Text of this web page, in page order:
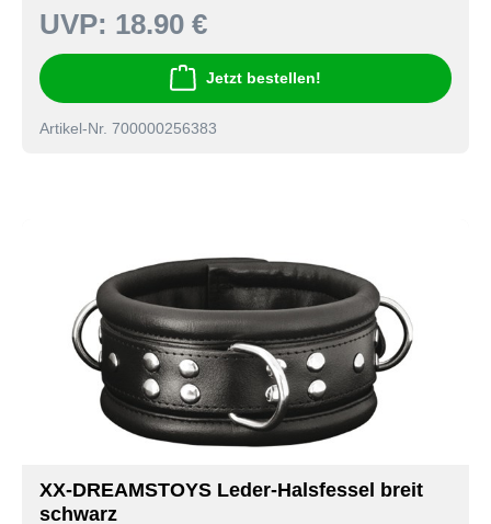
UVP: 18.90 €
Jetzt bestellen!
Artikel-Nr. 700000256383
XX-DREAMSTOYS Leder-Halsfessel breit
schwarz